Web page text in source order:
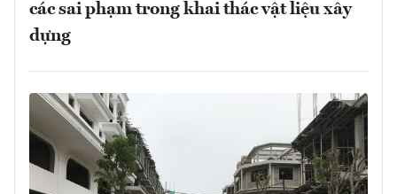
các sai phạm trong khai thác vật liệu xây
dựng